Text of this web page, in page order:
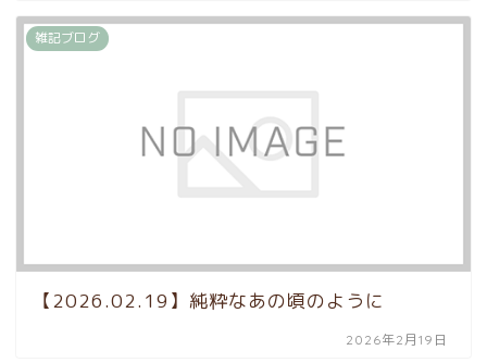
雑記ブログ
【2026.02.19】純粋なあの頃のように
2026年2月19日